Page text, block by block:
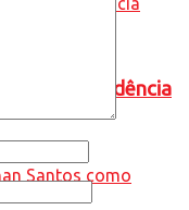
Lula à Presidência